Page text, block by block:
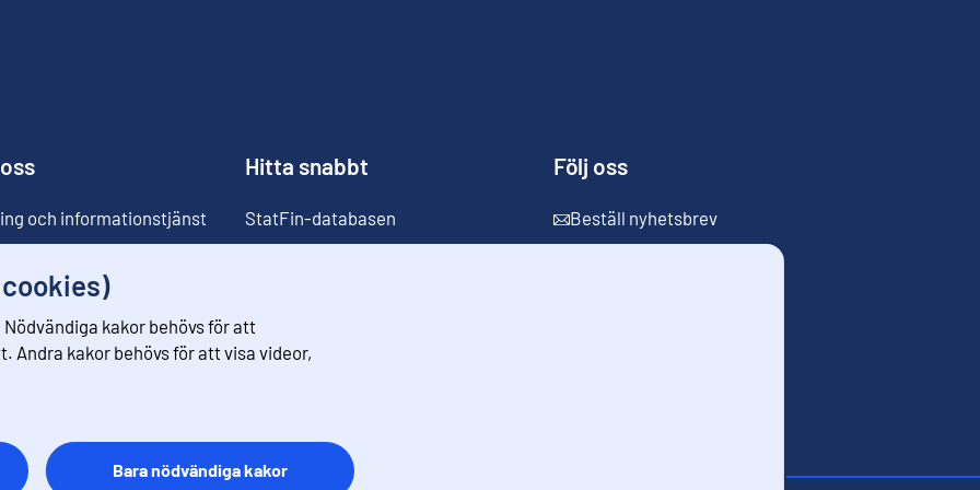
kakor behövs för att
Andra kakor behövs för att visa videor,
Bara nödvändiga kakor
och informationstjänst
Hitta snabbt
StatFin-databasen
Prisomräknaren
Följ oss
Beställ nyhetsbrev